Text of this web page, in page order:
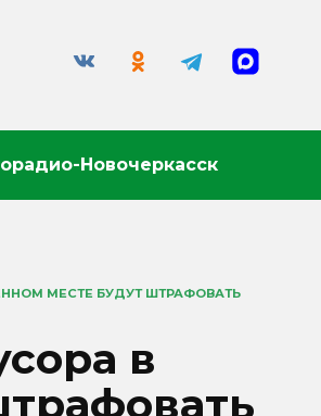
Новочеркасск
МЕСТЕ БУДУТ ШТРАФОВАТЬ
в